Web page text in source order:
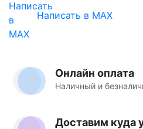
Написать в MAX
Онлайн оплата
Наличный и
Доставим куда